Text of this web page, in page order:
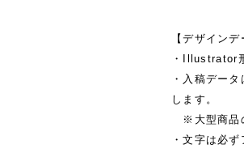
【デザイン
・Illustrator
・入稿デー
します。
※大型商品
・文字は必